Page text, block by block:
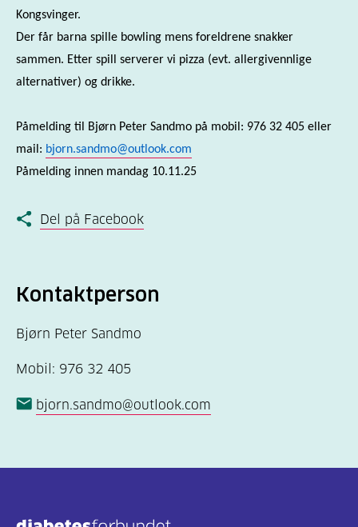
Kongsvinger.
Der får barna spille bowling mens foreldrene snakker
sammen. Etter spill serverer vi pizza (evt. allergivennlige
alternativer) og drikke.
Påmelding til Bjørn Peter Sandmo på mobil: 976 32 405 eller
mail: bjorn.sandmo@outlook.com
Påmelding innen mandag 10.11.25
Del på Facebook
Kontaktperson
Bjørn Peter Sandmo
Mobil: 976 32 405
bjorn.sandmo@outlook.com